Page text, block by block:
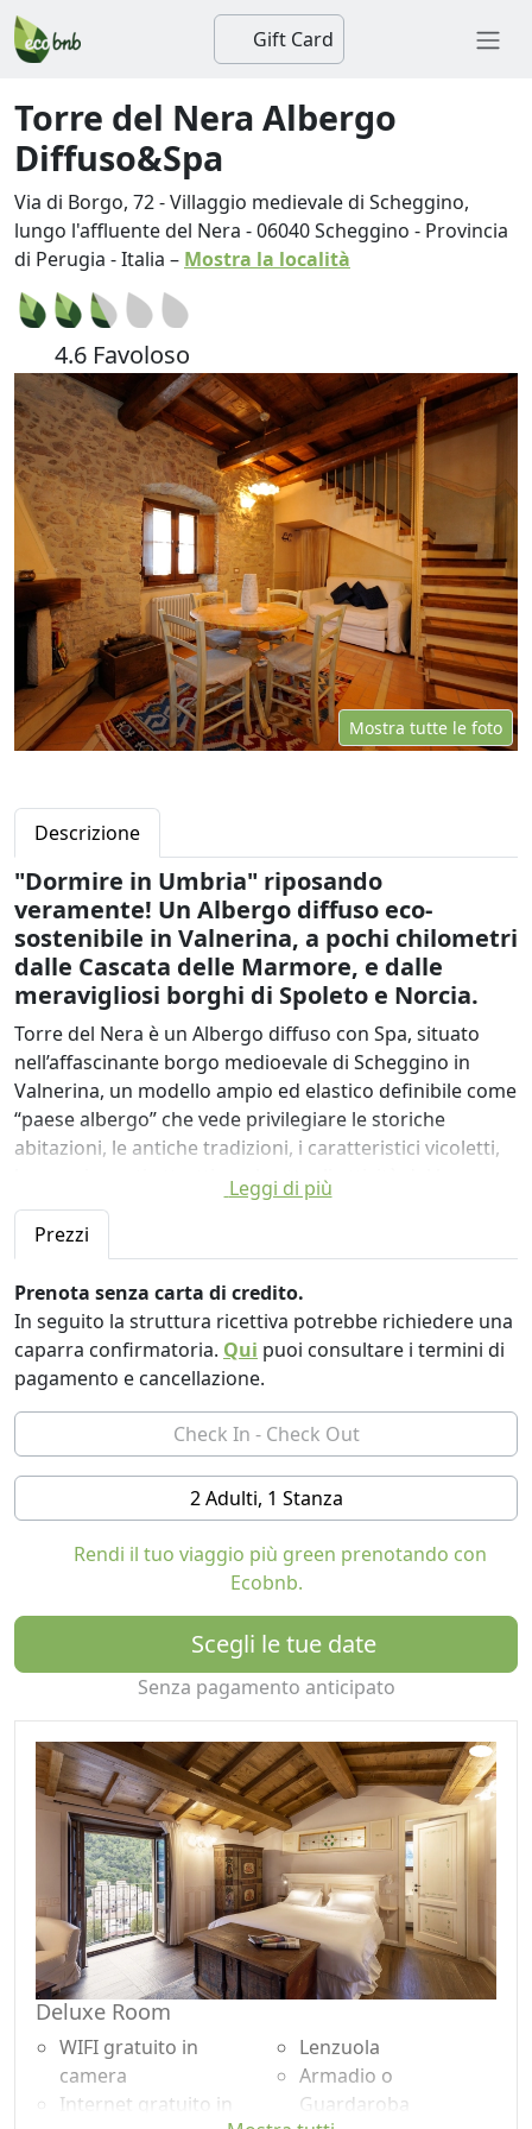
Gift Card
Torre del Nera Albergo
Diffuso&Spa
Via di Borgo, 72 - Villaggio medievale di Scheggino,
lungo l'affluente del Nera -06040Scheggino - Provincia
di Perugia -Italia – Mostra la località
4.6 Favoloso
Mostra tutte le foto
Descrizione
"Dormire in Umbria" riposando
veramente! Un Albergo diffuso eco-
sostenibile in Valnerina, a pochi chilometri
dalle Cascata delle Marmore, e dalle
meravigliosi borghi di Spoleto e Norcia.
Torre del Nera è un Albergo diffuso con Spa, situato
nell’affascinante borgo medioevale di Scheggino in
Valnerina, un modello ampio ed elastico definibile come
“paese albergo” che vede privilegiare le storiche
abitazioni, le antiche tradizioni, i caratteristici vicoletti,
le emozionanti attrattive e le attuali attività del borgo
stesso. Immerso nella Valle del Fiume Nera, gioioso
corso d’acqua che nasce all’interno del parco nazionale
dei Monti Sibillini in un paesaggio naturalistico
meraviglioso. A soli 10 minuti da Spoleto, nel cuore
verde dell'Umbria, tra borghi antichi con percorsi
storici suggestivi nella terra del tartufo nero e degli ulivi
secolari. Qui nasce la Torre del Nera, meta ideale per
pellegrinaggi spirituali come il cammino di San
Francesco, o percorsi enogastronomici, wellness alla
riscoperta di una natura incontaminata.
Risiedere in questo antico borgo significa entrare in un
tunnel di sapori, odori, esperienze di vita quotidiana
trovandovi ad affrontare un soggiorno da residenti e
accoglienza da parte degli abitanti locali che offrono
calore umano e tante belle storie di vita vissuta in
Gli appartamenti del borgo
E’ un’esperienza da vivere nelle 16 dimore storiche
dislocate nel borgo medioevale di Scheggino situati
nell’antica ed alta fascia muraria del XII secolo edificata
a difesa del Castello di Scheggino. Capaci di narrare
ciascuna in maniera differente la propria storia di
appartenenza al borgo, per questo tutti gli
appartamenti sono state titolati con il nome proprio e il
rispettivo stemma delle vecchie casate locali.
Le antiche dimore, dopo un autentico e meticoloso
recupero architettonico, sono caratterizza da
arredamenti di pregio, pareti decorate a mano, soffitti
con travi di legno di rovere e pavimenti in cotto.
Ogni unità è completamente indipendente e dispone di
Leggi di più
Prezzi
Prenota senza carta di credito.
In seguito la struttura ricettiva potrebbe richiedere una
caparra confirmatoria. Qui puoi consultare i termini di
pagamento e cancellazione.
2 Adulti, 1 Stanza
Rendi il tuo viaggio più green prenotando con
Ecobnb.
Scegli le tue date
Senza pagamento anticipato
Deluxe Room
WIFI gratuito in
camera
Internet gratuito in
Lenzuola
Armadio o
Guardaroba